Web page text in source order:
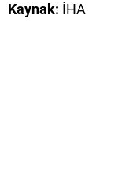
Kaynak: İHA